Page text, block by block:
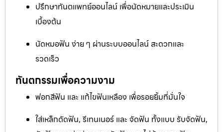
ปรึกษาทันตแพทย์ออนไลน์ เพื่อนัดหมายและประเมิน
เบื้องต้น
นัดหมอฟัน ง่าย ๆ ผ่านระบบออนไลน์ สะดวกและ
รวดเร็ว
ทันตกรรมเพื่อความงาม
ฟอกสีฟัน และ แก้ไขฟันเหลือง เพื่อรอยยิ้มที่มั่นใจ
ใส่เหล็กดัดฟัน, รีเทนเนอร์ และ จัดฟัน ทั้งแบบ รับจัดฟัน,